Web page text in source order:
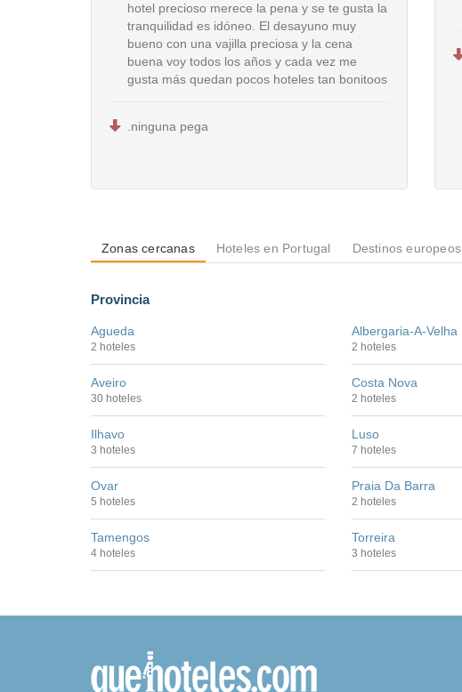
hotel precioso merece la pena y se te gusta la
tranquilidad es idóneo. El desayuno muy
bueno con una vajilla preciosa y la cena
buena voy todos los años y cada vez me
gusta más quedan pocos hoteles tan bonitoos
.ninguna pega
Zonas cercanas Hoteles en Portugal Destinos europeos
Provincia
Agueda
2 hoteles
Albergaria-A-Velha
2 hoteles
Aveiro
30 hoteles
Costa Nova
2 hoteles
Ilhavo
3 hoteles
Luso
7 hoteles
Ovar
5 hoteles
Praia Da Barra
2 hoteles
Tamengos
4 hoteles
Torreira
3 hoteles